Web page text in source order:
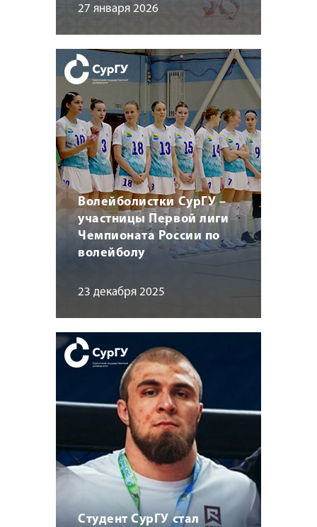
27 января 2026
Волейболистки СурГУ –
участницы Первой лиги
Чемпионата России по
волейболу
23 декабря 2025
Студент СурГУ стал